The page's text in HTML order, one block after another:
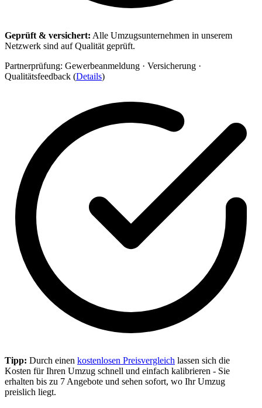
Geprüft & versichert: Alle Umzugsunternehmen in unserem
Netzwerk sind auf Qualität geprüft.
Partnerprüfung: Gewerbeanmeldung · Versicherung ·
Qualitätsfeedback (Details)
Tipp: Durch einen kostenlosen Preisvergleich lassen sich die
Kosten für Ihren Umzug schnell und einfach kalibrieren - Sie
erhalten bis zu 7 Angebote und sehen sofort, wo Ihr Umzug
preislich liegt.